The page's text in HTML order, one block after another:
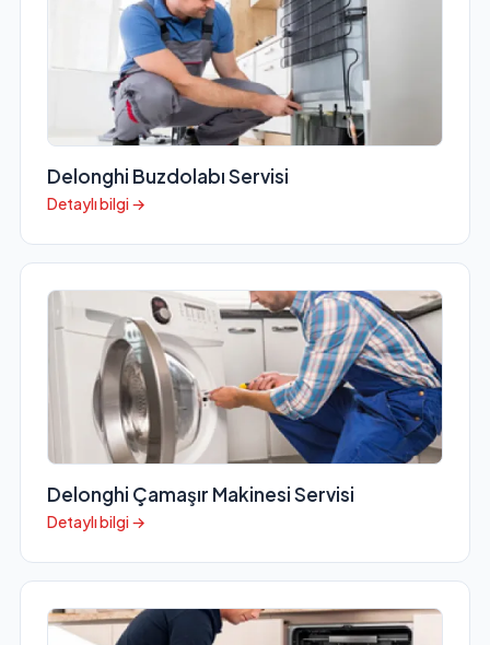
Delonghi Buzdolabı Servisi
Detaylı bilgi →
Delonghi Çamaşır Makinesi Servisi
Detaylı bilgi →